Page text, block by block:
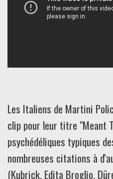
Les Italiens de Martini
clip pour leur titre "Meant
psychédéliques typiques
nombreuses citations à
(Kubrick, Edita Broglio,